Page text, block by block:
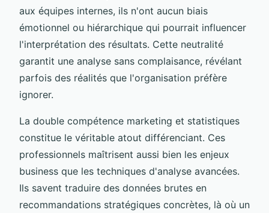
aux équipes internes, ils n'ont aucun biais
émotionnel ou hiérarchique qui pourrait influencer
l'interprétation des résultats. Cette neutralité
garantit une analyse sans complaisance, révélant
parfois des réalités que l'organisation préfère
ignorer.
La double compétence marketing et statistiques
constitue le véritable atout différenciant. Ces
professionnels maîtrisent aussi bien les enjeux
business que les techniques d'analyse avancées.
Ils savent traduire des données brutes en
recommandations stratégiques concrètes, là où un